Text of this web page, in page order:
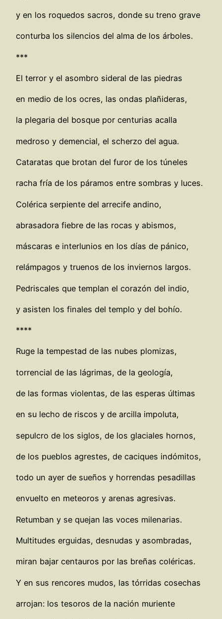
y en los roquedos sacros, donde su treno grave
conturba los silencios del alma de los árboles.
***
El terror y el asombro sideral de las piedras
en medio de los ocres, las ondas plañideras,
la plegaria del bosque por centurias acalla
medroso y demencial, el scherzo del agua.
Cataratas que brotan del furor de los túneles
racha fría de los páramos entre sombras y luces.
Colérica serpiente del arrecife andino,
abrasadora fiebre de las rocas y abismos,
máscaras e interlunios en los días de pánico,
relámpagos y truenos de los inviernos largos.
Pedriscales que templan el corazón del indio,
y asisten los finales del templo y del bohío.
****
Ruge la tempestad de las nubes plomizas,
torrencial de las lágrimas, de la geología,
de las formas violentas, de las esperas últimas
en su lecho de riscos y de arcilla impoluta,
sepulcro de los siglos, de los glaciales hornos,
de los pueblos agrestes, de caciques indómitos,
todo un ayer de sueños y horrendas pesadillas
envuelto en meteoros y arenas agresivas.
Retumban y se quejan las voces milenarias.
Multitudes erguidas, desnudas y asombradas,
miran bajar centauros por las breñas coléricas.
Y en sus rencores mudos, las tórridas cosechas
arrojan: los tesoros de la nación muriente